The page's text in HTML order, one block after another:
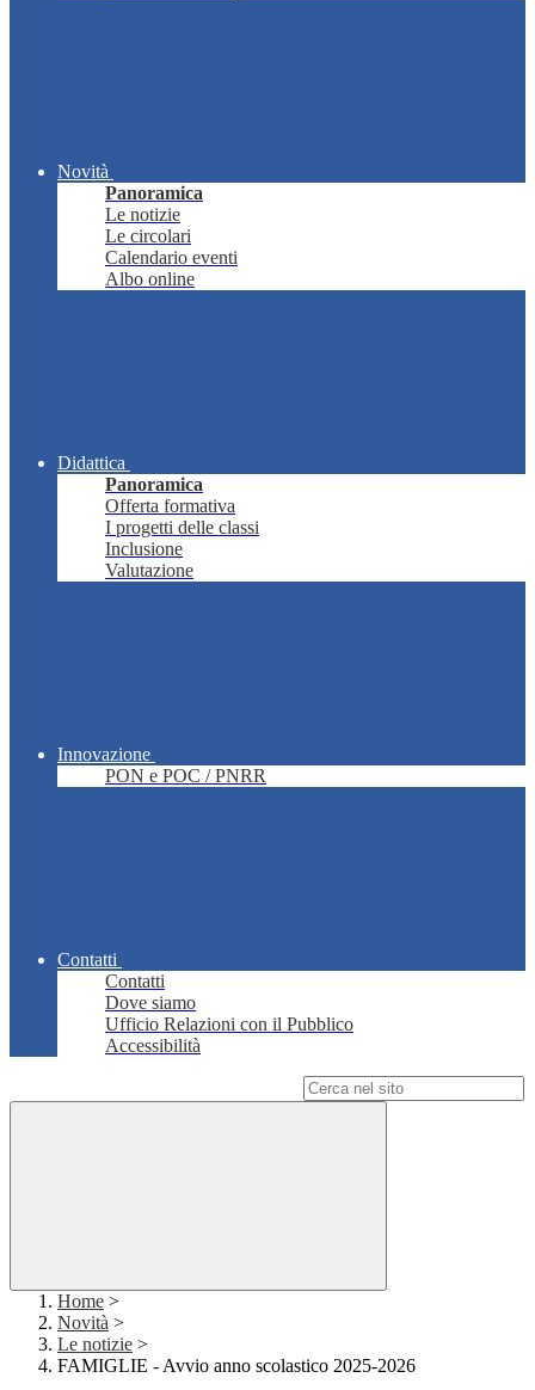
Novità
Panoramica
Le notizie
Le circolari
Calendario eventi
Albo online
Didattica
Panoramica
Offerta formativa
I progetti delle classi
Inclusione
Valutazione
Innovazione
PON e POC / PNRR
Contatti
Contatti
Dove siamo
Ufficio Relazioni con il Pubblico
Accessibilità
Home >
Novità >
Le notizie >
FAMIGLIE - Avvio anno scolastico 2025-2026